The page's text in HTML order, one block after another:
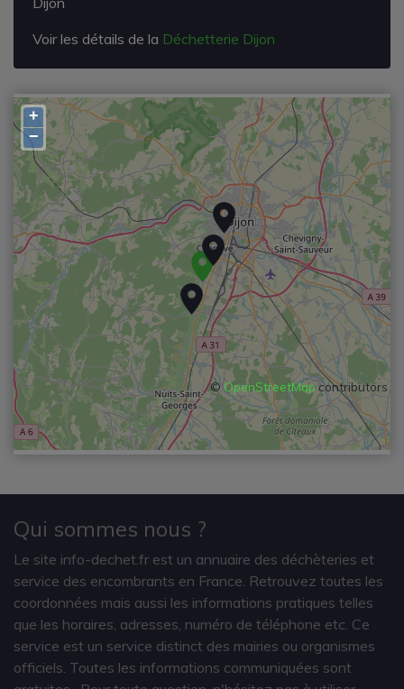
+
−
©OpenStreetMapcontributors
Voir les détails de la Déchetterie Dijon
Qui sommes nous ?
Le site info-dechet.fr est un annuaire des déchèteries et
service des encombrants en France. Retrouvez toutes les
coordonnées mais aussi les informations pratiques telles
que les horaires, adresses, numéro de téléphone etc. Ce
service est un service distinct des mairies ou organismes
officiels. Toutes les informations communiquées sont